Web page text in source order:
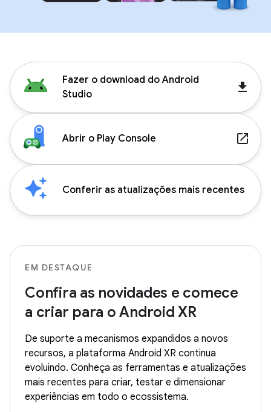
Fazer o download do Android
Studio
get_app
Abrir o Play Console launch
Conferir as atualizações mais recentes
EM DESTAQUE
Confira as novidades e comece
a criar para o Android XR
De suporte a mecanismos expandidos a novos
recursos, a plataforma Android XR continua
evoluindo. Conheça as ferramentas e atualizações
mais recentes para criar, testar e dimensionar
experiências em todo o ecossistema.